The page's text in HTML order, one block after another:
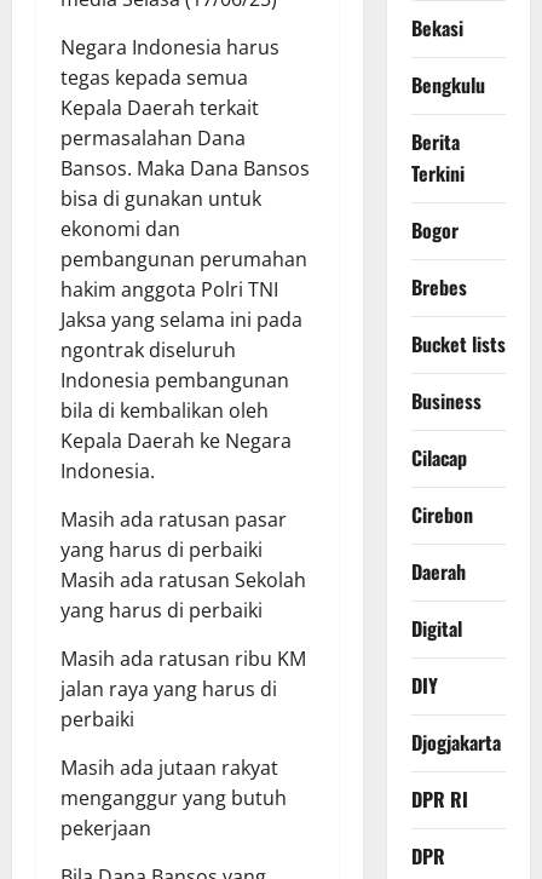
Negara Indonesia harus
tegas kepada semua
Kepala Daerah terkait
permasalahan Dana
Bansos. Maka Dana Bansos
bisa di gunakan untuk
ekonomi dan
pembangunan perumahan
hakim anggota Polri TNI
Jaksa yang selama ini pada
ngontrak diseluruh
Indonesia pembangunan
bila di kembalikan oleh
Kepala Daerah ke Negara
Indonesia.
Masih ada ratusan pasar
yang harus di perbaiki
Masih ada ratusan Sekolah
yang harus di perbaiki
Masih ada ratusan ribu KM
jalan raya yang harus di
perbaiki
Masih ada jutaan rakyat
menganggur yang butuh
pekerjaan
Bekasi
Bengkulu
Berita
Terkini
Bogor
Brebes
Bucket lists
Business
Cilacap
Cirebon
Daerah
Digital
DIY
Djogjakarta
DPR RI
DPR